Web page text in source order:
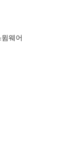
웨어